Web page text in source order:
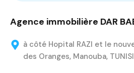
Agence immobilière DAR
à côté Hopital RAZI et le
des Oranges, Manouba,